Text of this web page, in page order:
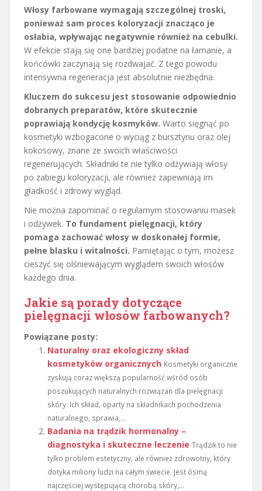
Włosy farbowane wymagają szczególnej troski,
ponieważ sam proces koloryzacji znacząco je
osłabia, wpływając negatywnie również na cebulki.
W efekcie stają się one bardziej podatne na łamanie, a
końcówki zaczynają się rozdwajać. Z tego powodu
intensywna regeneracja jest absolutnie niezbędna.
Kluczem do sukcesu jest stosowanie odpowiednio
dobranych preparatów, które skutecznie
poprawiają kondycję kosmyków. Warto sięgnąć po
kosmetyki wzbogacone o wyciąg z bursztynu oraz olej
kokosowy, znane ze swoich właściwości
regenerujących. Składniki te nie tylko odżywiają włosy
po zabiegu koloryzacji, ale również zapewniają im
gładkość i zdrowy wygląd.
Nie można zapominać o regularnym stosowaniu masek
i odżywek. To fundament pielęgnacji, który
pomaga zachować włosy w doskonałej formie,
pełne blasku i witalności. Pamiętając o tym, możesz
cieszyć się olśniewającym wyglądem swoich włosów
każdego dnia.
Jakie są porady dotyczące
pielęgnacji włosów farbowanych?
Powiązane posty:
Naturalny oraz ekologiczny skład
kosmetyków organicznych Kosmetyki organiczne
zyskują coraz większą popularność wśród osób
poszukujących naturalnych rozwiązań dla pielęgnacji
skóry. Ich skład, oparty na składnikach pochodzenia
naturalnego, sprawia,...
Badania na trądzik hormonalny –
diagnostyka i skuteczne leczenie Trądzik to nie
tylko problem estetyczny, ale również zdrowotny, który
dotyka miliony ludzi na całym świecie. Jest ósmą
najczęściej występującą chorobą skóry,...